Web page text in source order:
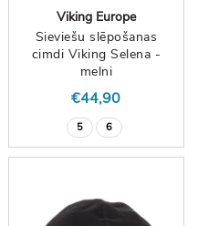
Viking Europe
Sieviešu slēpošanas
cimdi Viking Selena -
melni
€44,90
5 6